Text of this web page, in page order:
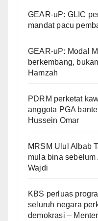
GEAR-uP: GLIC
mandat pacu
GEAR-uP: Modal
berkembang,
Hamzah
PDRM perketat
anggota PGA
Hussein Omar
MRSM Ulul Albab
mula bina
Wajdi
KBS perluas
seluruh negara
demokrasi –